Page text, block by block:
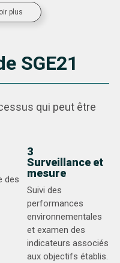
plus
SGE21
qui peut être
des
3
Surveillance et
mesure
Suivi des
performances
environnementales
et examen des
indicateurs associés
aux objectifs établis.